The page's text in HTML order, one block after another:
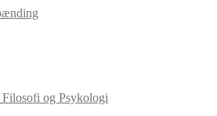
og Psykologi